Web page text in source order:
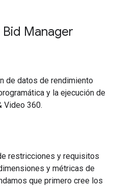
Manager
de datos de rendimiento
y la ejecución de
Video 360.
restricciones y requisitos
y métricas de
que primero cree los